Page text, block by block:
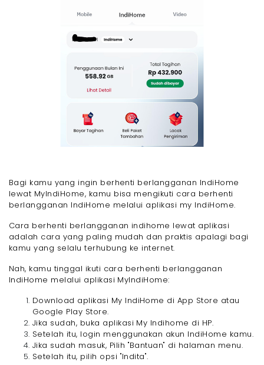
Bagi kamu yang ingin berhenti berlangganan IndiHome
lewat MyIndiHome, kamu bisa mengikuti cara berhenti
berlangganan IndiHome melalui aplikasi my IndiHome.
Cara berhenti berlangganan indihome lewat aplikasi
adalah cara yang paling mudah dan praktis apalagi bagi
kamu yang selalu terhubung ke internet.
Nah, kamu tinggal ikuti cara berhenti berlangganan
IndiHome melalui aplikasi MyIndiHome:
Download aplikasi My IndiHome di App Store atau
Google Play Store.
Jika sudah, buka aplikasi My Indihome di HP.
Setelah itu, login menggunakan akun IndiHome kamu.
Jika sudah masuk, Pilih "Bantuan" di halaman menu.
Setelah itu, pilih opsi "Indita".